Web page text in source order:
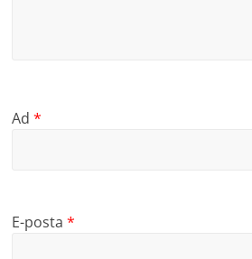
Ad*
E-posta*